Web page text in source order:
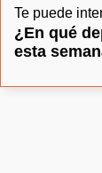
Te puede
¿En qué
esta